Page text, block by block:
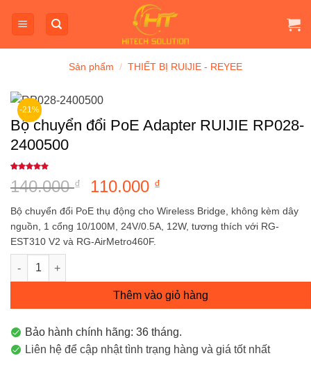
qua
Sản phẩm / THIẾT BỊ RUIJIE - REYEE
-21%
Bộ chuyển đổi PoE Adapter RUIJIE RP028-
2400500
dựa trên
đánh giá
140.000₫
Giá
gốc
là:
140.000 ₫.
110.000 ₫
hiện
tại
là:
Bộ chuyển đổi PoE thụ động cho Wireless Bridge, không kèm dây
nguồn, 1 cổng 10/100M, 24V/0.5A, 12W, tương thích với RG-
EST310 V2 và RG-AirMetro460F.
Bộ chuyển đổi PoE Adapter RUIJIE RP028-2400500 số lượng
Thêm vào giỏ hàng
Bảo hành chính hãng: 36 tháng.
Liên hệ để cập nhật tình trạng hàng và giá tốt nhất